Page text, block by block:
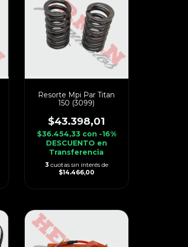
Resorte Mpi Par Titan
150 (3099)
$43.398,01
$36.454,33 con -16%
DESCUENTO en
Transferencia
3 cuotas sin interés de
$14.466,00